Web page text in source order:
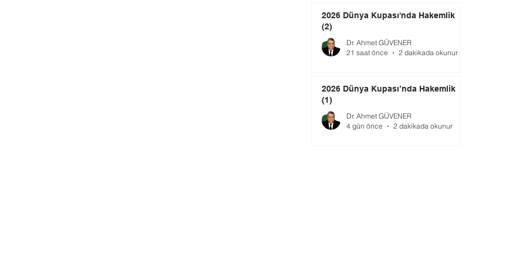
2026 Dünya Kupası'nda Hakemlik
(2)
Dr. Ahmet GÜVENER
21 saat önce
2 dakikada okunur
2026 Dünya Kupası’nda Hakemlik
(1)
Dr. Ahmet GÜVENER
4 gün önce
2 dakikada okunur